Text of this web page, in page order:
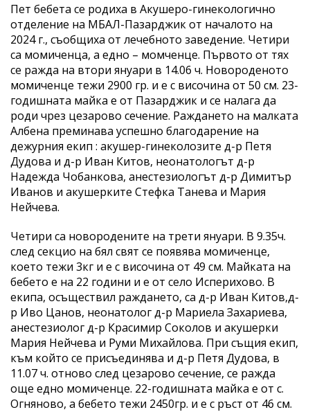
Пет бебета се родиха в Акушеро-гинекологично
отделение на МБАЛ-Пазарджик от началото на
2024 г., съобщиха от лечебното заведение. Четири
са момиченца, а едно – момченце. Първото от тях
се ражда на втори януари в 14.06 ч. Новороденото
момиченце тежи 2900 гр. и е с височина от 50 см. 23-
годишната майка е от Пазарджик и се налага да
роди чрез цезарово сечение. Раждането на малката
Албена преминава успешно благодарение на
дежурния екип : акушер-гинеколозите д-р Петя
Дудова и д-р Иван Китов, неонатологът д-р
Надежда Чобанкова, анестезиологът д-р Димитър
Иванов и акушерките Стефка Танева и Мария
Нейчева.
Четири са новородените на трети януари. В 9.35ч.
след секцио на бял свят се появява момиченце,
което тежи 3кг и е с височина от 49 см. Майката на
бебето е на 22 години и е от село Исперихово. В
екипа, осъществил раждането, са д-р Иван Китов,д-
р Иво Цанов, неонатолог д-р Мариела Захариева,
анестезиолог д-р Красимир Соколов и акушерки
Мария Нейчева и Руми Михайлова. При същия екип,
към който се присъединява и д-р Петя Дудова, в
11.07 ч. отново след цезарово сечение, се ражда
още едно момиченце. 22-годишната майка е от с.
Огняново, а бебето тежи 2450гр. и е с ръст от 46 см.